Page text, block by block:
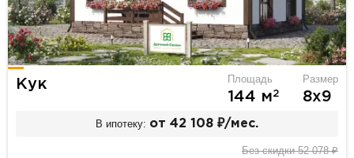
Кук Площадь
144 м2
Размер
8х9
В ипотеку: от 42 108 ₽/мес.
Без скидки 52 078 ₽